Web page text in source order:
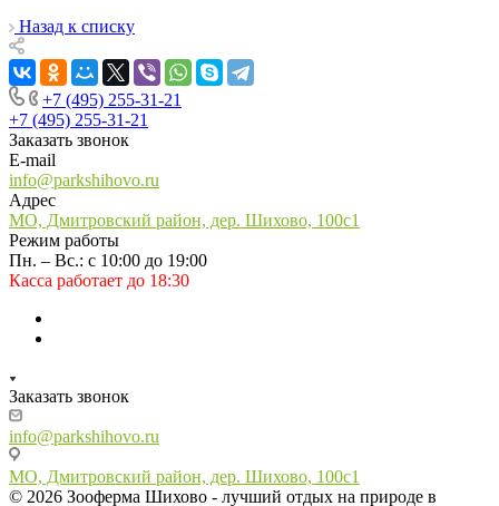
Назад к списку
+7 (495) 255-31-21
+7 (495) 255-31-21
Заказать звонок
E-mail
info@parkshihovo.ru
Адрес
МО, Дмитровский район, дер. Шихово, 100с1
Режим работы
Пн. – Вс.: с 10:00 до 19:00
Касса работает до 18:30
Заказать звонок
info@parkshihovo.ru
МО, Дмитровский район, дер. Шихово, 100с1
© 2026 Зооферма Шихово - лучший отдых на природе в